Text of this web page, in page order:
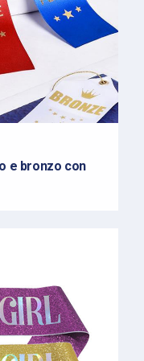
e bronzo con